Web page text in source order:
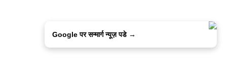
Google पर सन्मार्ग न्यूज़ पडे →